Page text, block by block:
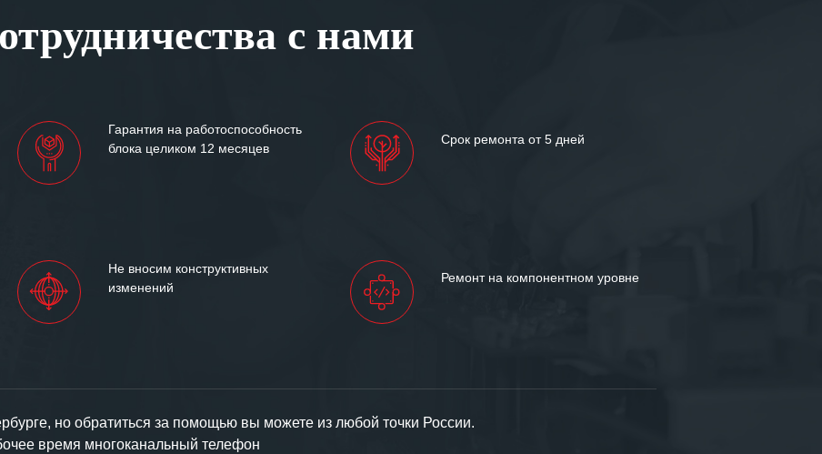
сложившиеся между
успеха и процветания.
с нами
Гарантия на работоспособность
блока целиком 12 месяцев
Срок ремонта от 5 дней
Не вносим конструктивных
изменений
Ремонт на компонентном уровне
но обратиться за помощью вы можете из любой точки России.
время многоканальный телефон